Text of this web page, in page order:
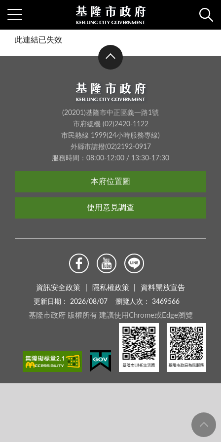
此連結已失效
(20201)基隆市中正區義一路1號
市府總機 (02)2420-1122
市民熱線 1999(24小時服務專線)
外縣市請撥(02)2192-0917
服務時間：08:00-12:00 / 13:30-17:30
本府位置圖
使用意見調查
資訊安全政策 隱私權政策 資料開放宣告
更新日期： 2026/08/07 瀏覽人次： 3469566
基隆市政府 版權所有 建議使用Chrome或Edge瀏覽